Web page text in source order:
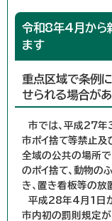
令和8年4月から
ます
重点区域で条例
せられる場合が
市では、平成27年
市ポイ捨て等禁止及
全域の公共の場所で
のポイ捨て、動物の
き、置き看板等の放
平成28年4月1日
市内初の罰則規定が